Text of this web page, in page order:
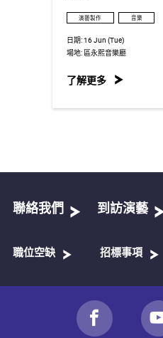
演藝製作 音樂
日期:16 Jun (Tue)
場地:區永熙音樂廳
了解更多
聯絡我們 到訪演藝
職位空缺 招標事項